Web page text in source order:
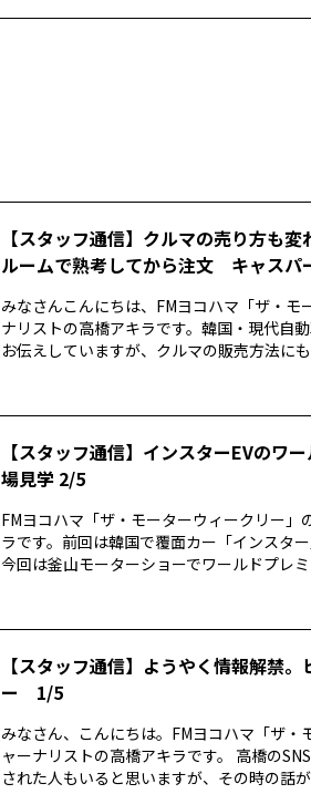
【スタッフ通信】クルマの売り方も
ルームで熟考してから注文 キャスパ
みなさんこんにちは、FMヨコハマ「ザ・
ナリストの高橋アキラです。韓国・現代自
お伝えしていますが、クルマの販売方法に
【スタッフ通信】インスターEVのワ
場見学 2/5
FMヨコハマ「ザ・モーターウィークリー
ラです。前回は韓国で覆面カー「インスタ
今回は釜山モーターショーでワールドプレミ
【スタッフ通信】ようやく情報解禁
ー 1/5
みなさん、こんにちは。FMヨコハマ「ザ
ャーナリストの高橋アキラです。 高橋の
された人もいると思いますが、その時の話が